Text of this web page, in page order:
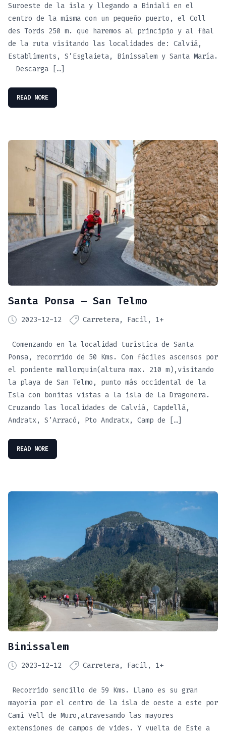
Suroeste de la isla y llegando a Biniali en el
centro de la misma con un pequeño puerto, el Coll
des Tords 250 m. que haremos al principio y al final
de la ruta visitando las localidades de: Calviá,
Establiments, S’Esglaieta, Binissalem y Santa María.
Descarga […]
READ MORE
Santa Ponsa – San Telmo
2023-12-12 Carretera Facil 1+
Comenzando en la localidad turística de Santa
Ponsa, recorrido de 50 Kms. Con fáciles ascensos por
el poniente mallorquin(altura max. 210 m),visitando
la playa de San Telmo, punto más occidental de la
Isla con bonitas vistas a la isla de La Dragonera.
Cruzando las localidades de Calviá, Capdellá,
Andratx, S’Arracó, Pto Andratx, Camp de […]
READ MORE
Binissalem
2023-12-12 Carretera Facil 1+
Recorrido sencillo de 59 Kms. Llano es su gran
mayoría por el centro de la isla de oeste a este por
Camí Vell de Muro,atravesando las mayores
extensiones de campos de vides. Y vuelta de Este a